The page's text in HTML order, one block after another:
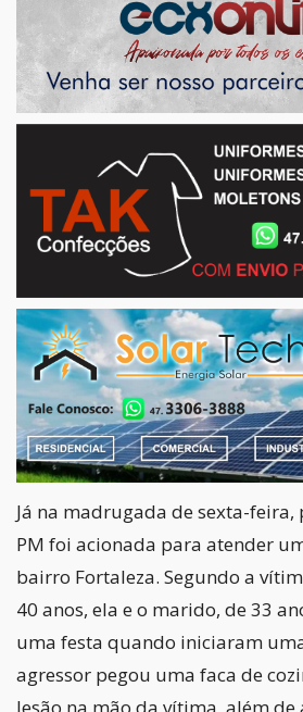
Já na madrugada de sexta-feira,
PM foi acionada para atender
bairro Fortaleza. Segundo a
40 anos, ela e o marido, de 33
uma festa quando iniciaram
agressor pegou uma faca de
lesão na mão da vítima, além